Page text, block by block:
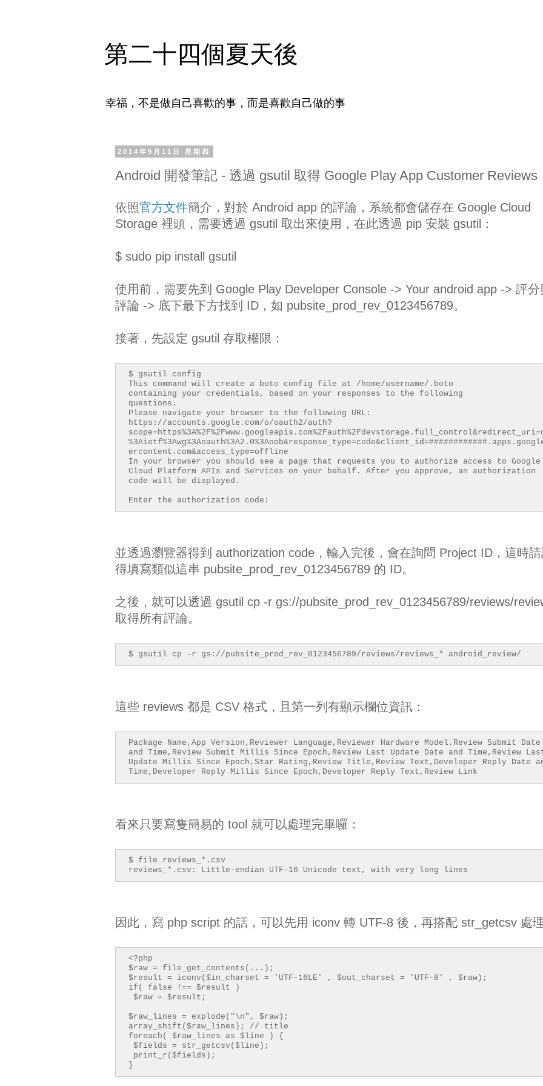
第二十四個夏天後
幸福，不是做自己喜歡的事，而是喜歡自己做的事
2014年9月11日 星期四
Android 開發筆記 - 透過 gsutil 取得 Google Play App Customer Reviews
依照官方文件簡介，對於 Android app 的評論，系統都會儲存在 Google Cloud
Storage 裡頭，需要透過 gsutil 取出來使用，在此透過 pip 安裝 gsutil：
$ sudo pip install gsutil
使用前，需要先到 Google Play Developer Console -> Your android app -> 評分
評論 -> 底下最下方找到 ID，如 pubsite_prod_rev_0123456789。
接著，先設定 gsutil 存取權限：
$ gsutil config
This command will create a boto config file at /home/username/.boto
containing your credentials, based on your responses to the following
questions.
Please navigate your browser to the following URL:
https://accounts.google.com/o/oauth2/auth?
ercontent.com&access_type=offline
In your browser you should see a page that requests you to authorize access to Google
Cloud Platform APIs and Services on your behalf. After you approve, an authorization
code will be displayed.
Enter the authorization code:
並透過瀏覽器得到 authorization code，輸入完後，會在詢問 Project ID，這時
得填寫類似這串 pubsite_prod_rev_0123456789 的 ID。
之後，就可以透過 gsutil cp -r gs://pubsite_prod_rev_0123456789/reviews/
取得所有評論。
$ gsutil cp -r gs://pubsite_prod_rev_0123456789/reviews/reviews_* android_review/
這些 reviews 都是 CSV 格式，且第一列有顯示欄位資訊：
Package Name,App Version,Reviewer Language,Reviewer Hardware Model,Review Submit Date
and Time,Review Submit Millis Since Epoch,Review Last Update Date and Time,Review
Update Millis Since Epoch,Star Rating,Review Title,Review Text,Developer Reply Date
Time,Developer Reply Millis Since Epoch,Developer Reply Text,Review Link
看來只要寫隻簡易的 tool 就可以處理完畢囉：
$ file reviews_*.csv
reviews_*.csv: Little-endian UTF-16 Unicode text, with very long lines
因此，寫 php script 的話，可以先用 iconv 轉 UTF-8 後，再搭配 str_getcsv 處理
<?php
$raw = file_get_contents(...);
$result = iconv($in_charset = 'UTF-16LE' , $out_charset = 'UTF-8' , $raw);
if( false !== $result )
$raw = $result;
$raw_lines = explode("\n", $raw);
array_shift($raw_lines);
// title
foreach( $raw_lines as $line ) {
$fields = str_getcsv($line);
print_r($fields);
}